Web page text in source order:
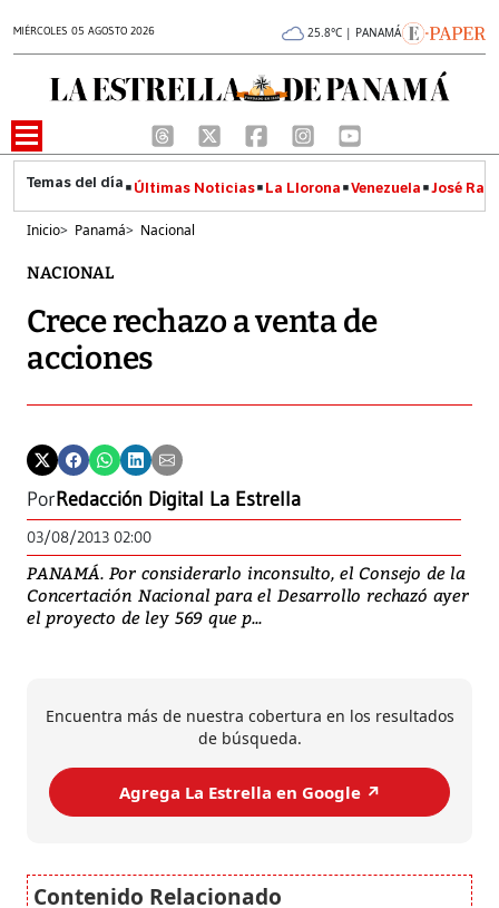
MIÉRCOLES 05 AGOSTO 2026 25.8°C | PANAMÁ
Últimas Noticias La Llorona Venezuela José
Inicio> Panamá> Nacional
NACIONAL
Crece rechazo a venta de
acciones
PorRedacción Digital La Estrella
03/08/2013 02:00
PANAMÁ. Por considerarlo inconsulto, el Consejo de la
Concertación Nacional para el Desarrollo rechazó ayer
el proyecto de ley 569 que p...
Encuentra más de nuestra cobertura en los resultados
de búsqueda.
Agrega La Estrella en Google ↗️